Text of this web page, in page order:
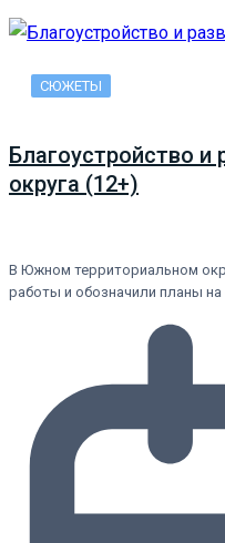
СЮЖЕТЫ
Благоустройство и
округа (12+)
В Южном территориальном
работы и обозначили планы